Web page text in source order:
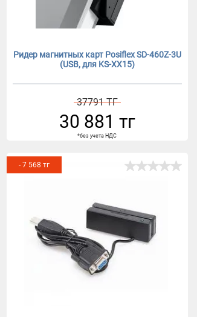
Ридер магнитных карт Posiflex SD-460Z-3U
(USB, для KS-XX15)
37791 ТГ
30 881 тг
*без учета НДС
- 7 568 тг